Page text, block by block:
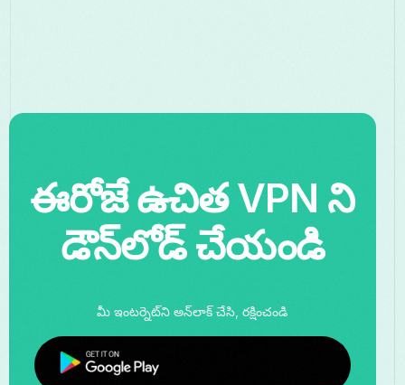
ఈరోజే ఉచిత VPN ని
డౌన్‌లోడ్ చేయండి
మీ ఇంటర్నెట్‌ని అన్‌లాక్ చేసి, రక్షించండి